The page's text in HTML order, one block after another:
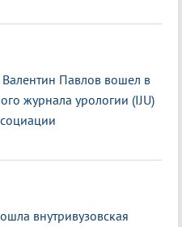
Павлов вошел в
журнала урологии (IJU)
внутривузовская